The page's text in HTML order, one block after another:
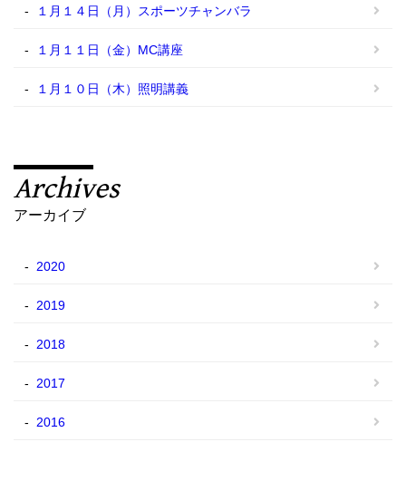
１月１４日（月）スポーツチャンバラ
１月１１日（金）MC講座
１月１０日（木）照明講義
Archives
アーカイブ
2020
2019
2018
2017
2016